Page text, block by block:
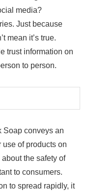
media?
Just because
mean it’s true.
trust information on
to person.
Soap conveys an
use of products on
the safety of
to consumers.
to spread rapidly, it